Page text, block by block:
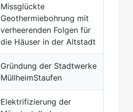
Missglückte
Geothermiebohrung mit
verheerenden Folgen für
die Häuser in der Altstadt
Gründung der Stadtwerke
MüllheimStaufen
Elektrifizierung der